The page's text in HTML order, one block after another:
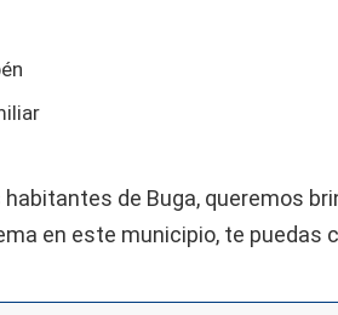
de Buga, queremos
en este municipio, te puedas